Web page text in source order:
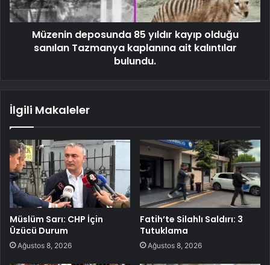
Müzenin deposunda 85 yıldır kayıp olduğu
sanılan Tazmanya kaplanına ait kalıntılar
bulundu.
İlgili Makaleler
Müslüm Sarı: CHP İçin
Üzücü Durum
Ağustos 8, 2026
Fatih’te Silahlı Saldırı: 3
Tutuklama
Ağustos 8, 2026